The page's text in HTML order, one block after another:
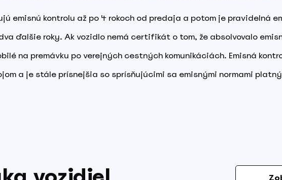
emisnú kontrolu až po 4 rokoch od predaja a potom je pravidelná
ďalšie roky. Ak vozidlo nemá certifikát o tom, že absolvovalo
na premávku po verejných cestných komunikáciách. Emisná
a je stále prísnejšia so sprísňujúcimi sa emisnými normami